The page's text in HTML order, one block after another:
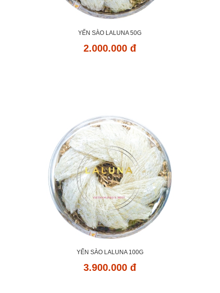
YẾN SÀO LALUNA 50G
2.000.000 đ
YẾN SÀO LALUNA 100G
3.900.000 đ